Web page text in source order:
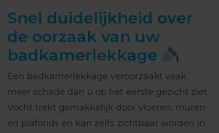
Snel duidelijkheid over
de oorzaak van uw
badkamerlekkage
Een badkamerlekkage veroorzaakt vaak
meer schade dan u op het eerste gezicht ziet.
Vocht trekt gemakkelijk door vloeren, muren
en plafonds en kan zelfs zichtbaar worden in